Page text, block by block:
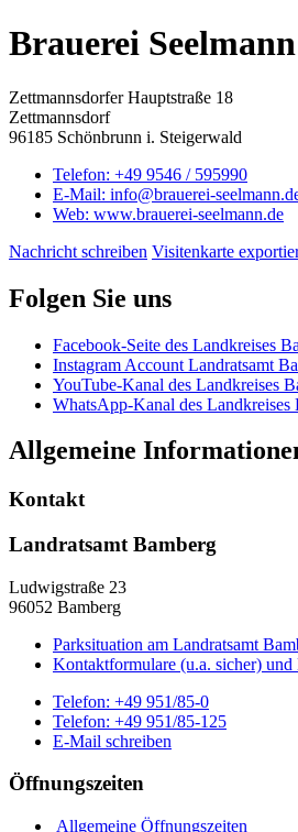
Brauerei Seelmann
Zettmannsdorfer Hauptstraße 18
Zettmannsdorf
96185 Schönbrunn i. Steigerwald
Telefon: +49 9546 / 595990
E-Mail: info@brauerei-
Web: www.brauerei-seelmann.de
Nachricht schreiben Visitenkarte
Folgen Sie uns
Facebook-Seite des Landkreises
Instagram Account Landratsamt
YouTube-Kanal des Landkreises
WhatsApp-Kanal des Landkreises
Allgemeine
Kontakt
Landratsamt Bamberg
Ludwigstraße 23
96052 Bamberg
Parksituation am Landratsamt
Kontaktformulare (u.a. sicher)
Telefon: +49 951/85-0
Telefon: +49 951/85-125
E-Mail schreiben
Öffnungszeiten
Allgemeine Öffnungszeiten